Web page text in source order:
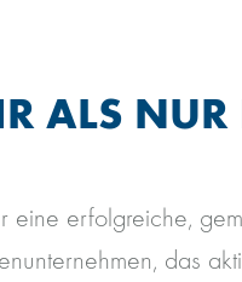
ALS
eine erfolgreiche,
das